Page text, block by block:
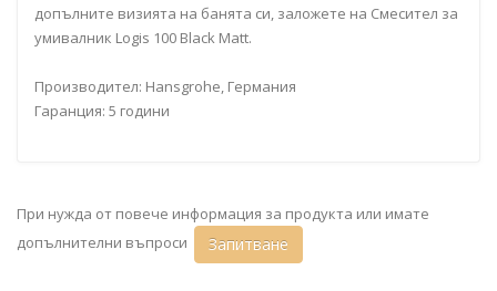
допълните визията на банята си, заложете на Смесител за
умивалник Logis 100 Black Matt.
Производител: Hansgrohe, Германия
Гаранция: 5 години
При нужда от повече информация за продукта или имате
допълнителни въпроси
Запитване